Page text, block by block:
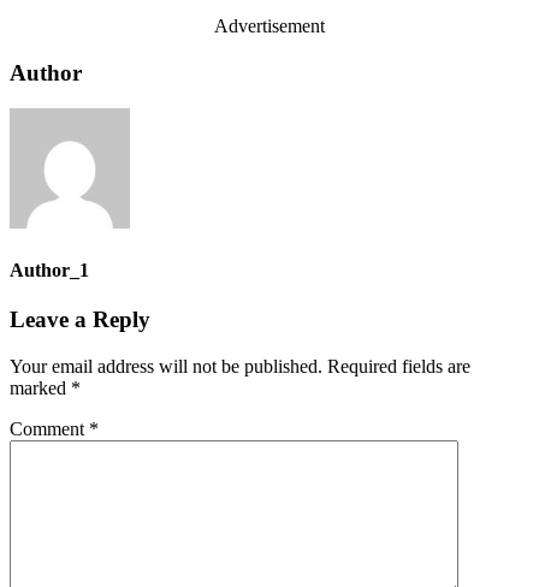
Advertisement
Author
Author_1
Leave a Reply
Your email address will not be published. Required fields are
marked *
Comment *